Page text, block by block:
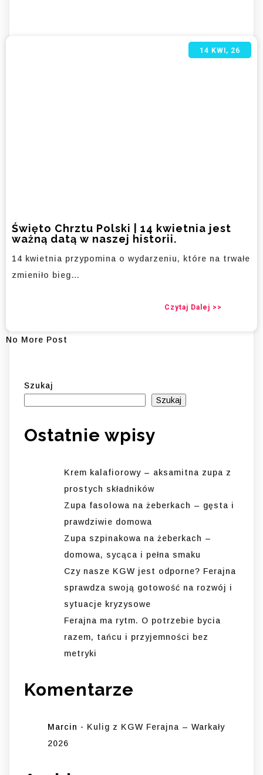
Święto Chrztu Polski | 14 kwietnia jest
ważną datą w naszej historii.
14 KWI, 26
14 kwietnia przypomina o wydarzeniu, które na trwałe
zmieniło bieg…
Czytaj Dalej >>
No More Post
Szukaj
Szukaj
Ostatnie wpisy
Krem kalafiorowy – aksamitna zupa z
prostych składników
Zupa fasolowa na żeberkach – gęsta i
prawdziwie domowa
Zupa szpinakowa na żeberkach –
domowa, sycąca i pełna smaku
Czy nasze KGW jest odporne? Ferajna
sprawdza swoją gotowość na rozwój i
sytuacje kryzysowe
Ferajna ma rytm. O potrzebie bycia
razem, tańcu i przyjemności bez
metryki
Komentarze
Marcin - Kulig z KGW Ferajna – Warkały
2026